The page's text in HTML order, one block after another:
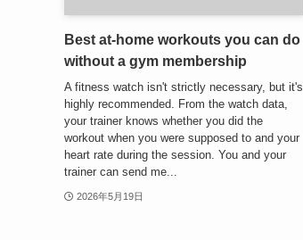
Best at-home workouts you can do
without a gym membership
A fitness watch isn't strictly necessary, but it's
highly recommended. From the watch data,
your trainer knows whether you did the
workout when you were supposed to and your
heart rate during the session. You and your
trainer can send me...
2026年5月19日